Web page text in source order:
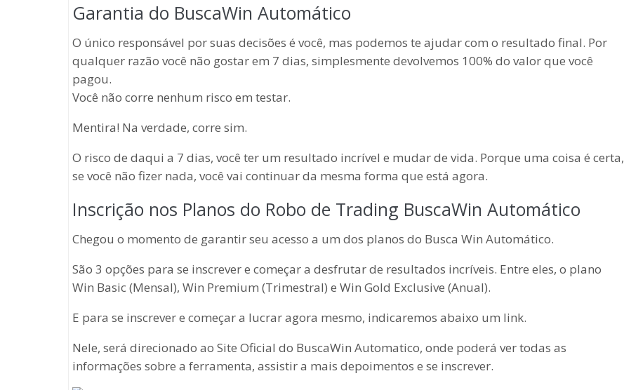
Garantia do BuscaWin Automático
O único responsável por suas decisões é você, mas podemos te ajudar com o resultado final. Por
qualquer razão você não gostar em 7 dias, simplesmente devolvemos 100% do valor que você
pagou.
Você não corre nenhum risco em testar.
Mentira! Na verdade, corre sim.
O risco de daqui a 7 dias, você ter um resultado incrível e mudar de vida. Porque uma coisa é certa,
se você não fizer nada, você vai continuar da mesma forma que está agora.
Inscrição nos Planos do Robo de Trading BuscaWin Automático
Chegou o momento de garantir seu acesso a um dos planos do Busca Win Automático.
São 3 opções para se inscrever e começar a desfrutar de resultados incríveis. Entre eles, o plano
Win Basic (Mensal), Win Premium (Trimestral) e Win Gold Exclusive (Anual).
E para se inscrever e começar a lucrar agora mesmo, indicaremos abaixo um link.
Nele, será direcionado ao Site Oficial do BuscaWin Automatico, onde poderá ver todas as
informações sobre a ferramenta, assistir a mais depoimentos e se inscrever.